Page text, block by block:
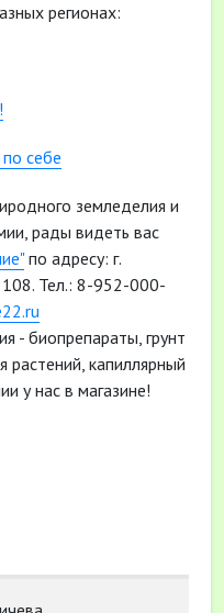
регионах:
себе
земледелия и
рады видеть вас
по адресу: г.
108. Тел.: 8-952-000-
- биопрепараты, грунт
капиллярный
у нас в магазине!